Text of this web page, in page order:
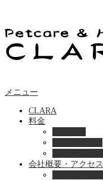
メニュー
CLARA
料金
会社概要・アクセス